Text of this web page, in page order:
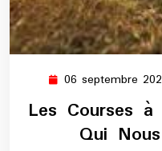
06 septembre
Les Courses
Qui